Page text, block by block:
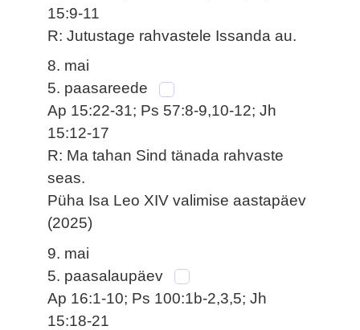
15:9-11
R: Jutustage rahvastele Issanda au.
8. mai
5. paasareede
Ap 15:22-31; Ps 57:8-9,10-12; Jh
15:12-17
R: Ma tahan Sind tänada rahvaste
seas.
Püha Isa Leo XIV valimise aastapäev
(2025)
9. mai
5. paasalaupäev
Ap 16:1-10; Ps 100:1b-2,3,5; Jh
15:18-21